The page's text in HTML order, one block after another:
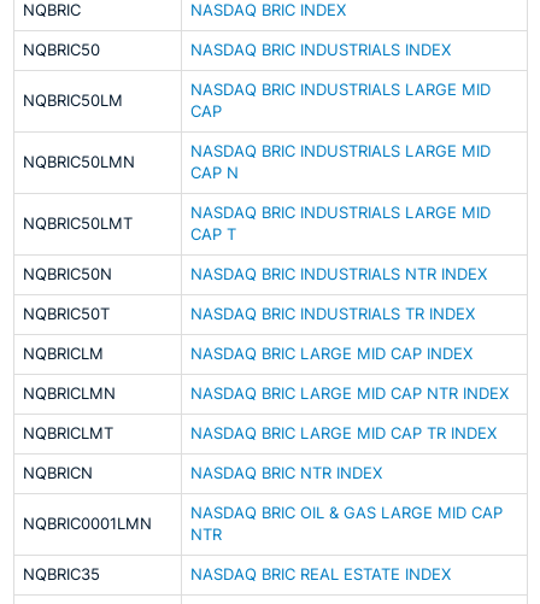
NQBRIC NASDAQ BRIC INDEX
NQBRIC50 NASDAQ BRIC INDUSTRIALS INDEX
NQBRIC50LM
NASDAQ BRIC INDUSTRIALS LARGE MID
CAP
NQBRIC50LMN
NASDAQ BRIC INDUSTRIALS LARGE MID
CAP N
NQBRIC50LMT
NASDAQ BRIC INDUSTRIALS LARGE MID
CAP T
NQBRIC50N NASDAQ BRIC INDUSTRIALS NTR INDEX
NQBRIC50T NASDAQ BRIC INDUSTRIALS TR INDEX
NQBRICLM NASDAQ BRIC LARGE MID CAP INDEX
NQBRICLMN NASDAQ BRIC LARGE MID CAP NTR INDEX
NQBRICLMT NASDAQ BRIC LARGE MID CAP TR INDEX
NQBRICN NASDAQ BRIC NTR INDEX
NQBRIC0001LMN
NASDAQ BRIC OIL & GAS LARGE MID CAP
NTR
NQBRIC35 NASDAQ BRIC REAL ESTATE INDEX